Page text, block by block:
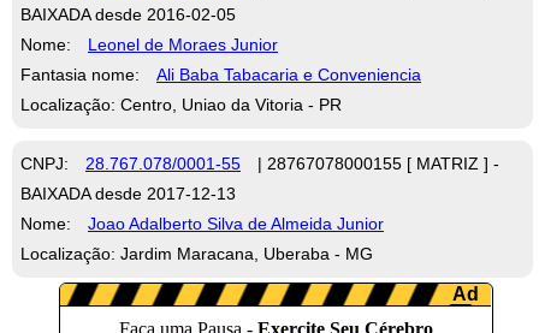
BAIXADA desde 2016-02-05
Nome:
Leonel de Moraes Junior
Fantasia nome:
Ali Baba Tabacaria e Conveniencia
Localização: Centro, Uniao da Vitoria - PR
CNPJ: 28.767.078/0001-55
| 28767078000155 [ MATRIZ ] -
BAIXADA desde 2017-12-13
Nome:
Joao Adalberto Silva de Almeida Junior
Localização: Jardim Maracana, Uberaba - MG